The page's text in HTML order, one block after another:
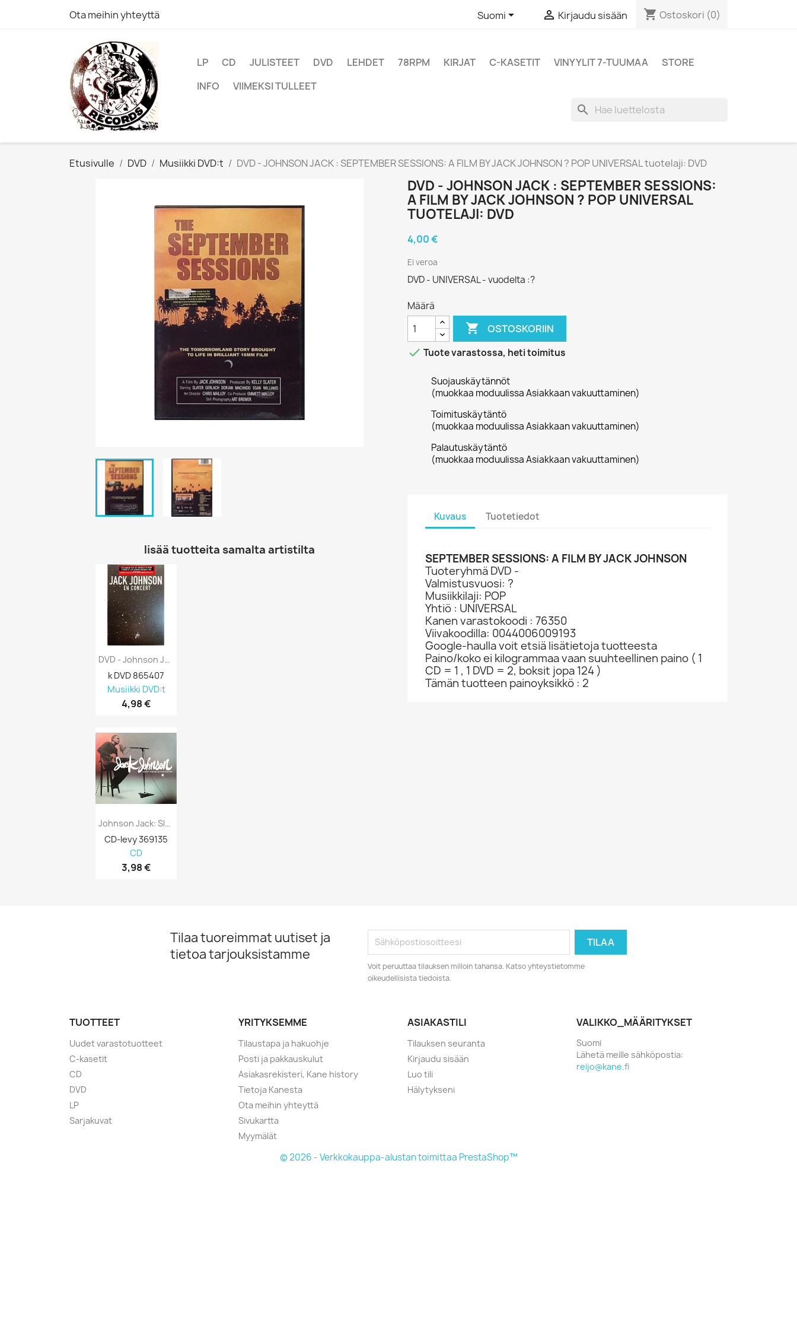
Ota meihin yhteyttä Suomi  Kirjaudu sisään shopping_cart Ostoskori (0)
LP CD JULISTEET DVD LEHDET 78RPM KIRJAT C-KASETIT VINYYLIT 7-TUUMAA
STORE
INFO
VIIMEKSI TULLEET
search
Etusivulle DVD Musiikki DVD:t DVD - JOHNSON JACK : SEPTEMBER SESSIONS: A FILM BY JACK JOHNSON ? POP UNIVERSAL tuotelaji: DVD
lisää tuotteita samalta artistilta
DVD - Johnson Jack: En Concert Kansi EX...
k DVD 865407
Musiikki DVD:t
4,98 €
Johnson Jack: Sleep Through The Static...
CD-levy 369135
CD
3,98 €
DVD - JOHNSON JACK : SEPTEMBER SESSIONS:
A FILM BY JACK JOHNSON ? POP UNIVERSAL
TUOTELAJI: DVD
4,00 €
Ei veroa
DVD - UNIVERSAL - vuodelta :?
Määrä
 OSTOSKORIIN
 Tuote varastossa, heti toimitus
Suojauskäytännöt
(muokkaa moduulissa Asiakkaan vakuuttaminen)
Toimituskäytäntö
(muokkaa moduulissa Asiakkaan vakuuttaminen)
Palautuskäytäntö
(muokkaa moduulissa Asiakkaan vakuuttaminen)
Kuvaus Tuotetiedot
SEPTEMBER SESSIONS: A FILM BY JACK JOHNSON
Tuoteryhmä DVD -
Valmistusvuosi: ?
Musiikkilaji: POP
Yhtiö : UNIVERSAL
Kanen varastokoodi : 76350
Viivakoodilla: 0044006009193
Google-haulla voit etsiä lisätietoja tuotteesta
Paino/koko ei kilogrammaa vaan suuhteellinen paino ( 1
CD = 1 , 1 DVD = 2, boksit jopa 124 )
Tämän tuotteen painoyksikkö : 2
Tilaa tuoreimmat uutiset ja
tietoa tarjouksistamme
Voit peruuttaa tilauksen milloin tahansa. Katso yhteystietomme
oikeudellisista tiedoista.
TUOTTEET
Uudet varastotuotteet
C-kasetit
CD
DVD
LP
Sarjakuvat
YRITYKSEMME
Tilaustapa ja hakuohje
Posti ja pakkauskulut
Asiakasrekisteri, Kane history
Tietoja Kanesta
Ota meihin yhteyttä
Sivukartta
Myymälät
ASIAKASTILI
Tilauksen seuranta
Kirjaudu sisään
Luo tili
Hälytykseni
VALIKKO_MÄÄRITYKSET
Suomi
Lähetä meille sähköpostia:
reijo@kane.fi
© 2026 - Verkkokauppa-alustan toimittaa PrestaShop™